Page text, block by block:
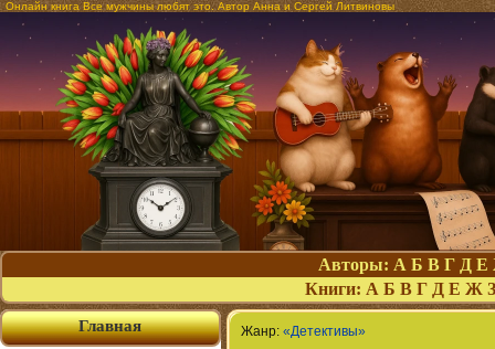
Онлайн книга Все мужчины любят это. Автор Анна и Сергей Литвиновы
Авторы: А Б В Г Д Е
Книги: А Б В Г Д Е Ж З
Жанр: «Детективы»
Главная